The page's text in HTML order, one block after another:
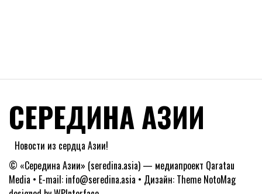
СЕРЕДИНА АЗИИ
Новости из сердца Азии!
© «Середина Азии» (seredina.asia) — медиапроект Qaratau
Media • E-mail: info@seredina.asia • Дизайн: Theme NotoMag